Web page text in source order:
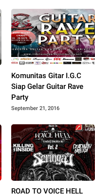
Komunitas Gitar I.G.C
Siap Gelar Guitar Rave
Party
September 21, 2016
ROAD TO VOICE HELL